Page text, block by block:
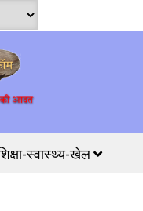
स्वास्थ्य-खेल